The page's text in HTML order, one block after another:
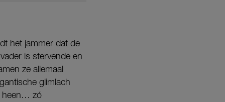
het jammer dat de
is stervende en
ze allemaal
glimlach
heen… zó